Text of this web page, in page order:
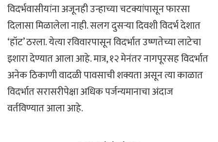
विदर्भवासीयांना अजूनही उन्हाच्या चटक्यांपासून फारसा
दिलासा मिळालेला नाही. सलग दुसऱ्या दिवशी विदर्भ देशात
‘हॉट’ ठरला. येत्या रविवारपासून विदर्भात उष्णतेच्या लाटेचा
इशारा देण्यात आला आहे. मात्र, १२ मेनंतर नागपूरसह विदर्भात
अनेक ठिकाणी वादळी पावसाची शक्यता असून त्या काळात
विदर्भात सरासरीपेक्षा अधिक पर्जन्यमानाचा अंदाज
वर्तविण्यात आला आहे.